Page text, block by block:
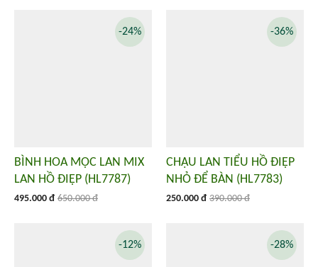
BÌNH HOA MỘC LAN MIX
LAN HỒ ĐIỆP (HL7787)
495.000 đ 650.000 đ
-24%
CHẬU LAN TIỂU HỒ ĐIỆP
NHỎ ĐỂ BÀN (HL7783)
250.000 đ 390.000 đ
-36%
-12% -28%